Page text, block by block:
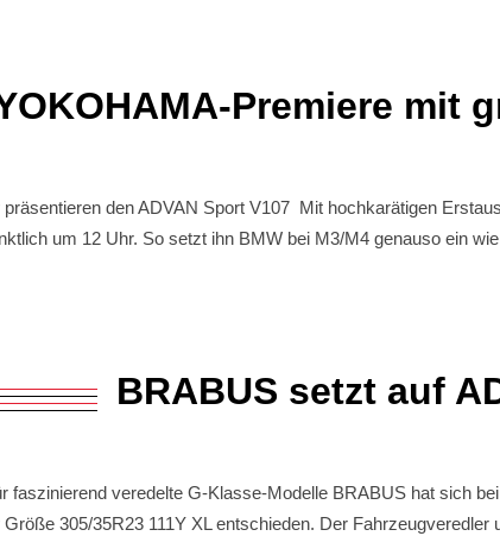
Premiere mit
den ADVAN Sport V107 Mit hochkarätigen
um 12 Uhr. So setzt ihn BMW bei M3/M4 genauso ein
BRABUS setzt auf
faszinierend veredelte G-Klasse-Modelle BRABUS hat sich
305/35R23 111Y XL entschieden. Der